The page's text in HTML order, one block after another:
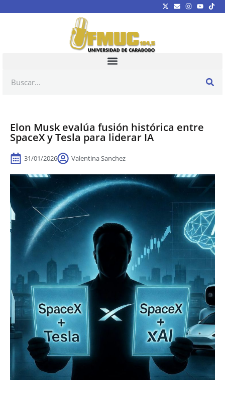
Elon Musk evalúa fusión histórica entre
SpaceX y Tesla para liderar IA
31/01/2026 Valentina Sanchez